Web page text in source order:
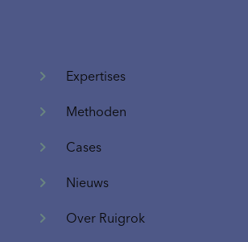
Expertises
Methoden
Cases
Nieuws
Over Ruigrok